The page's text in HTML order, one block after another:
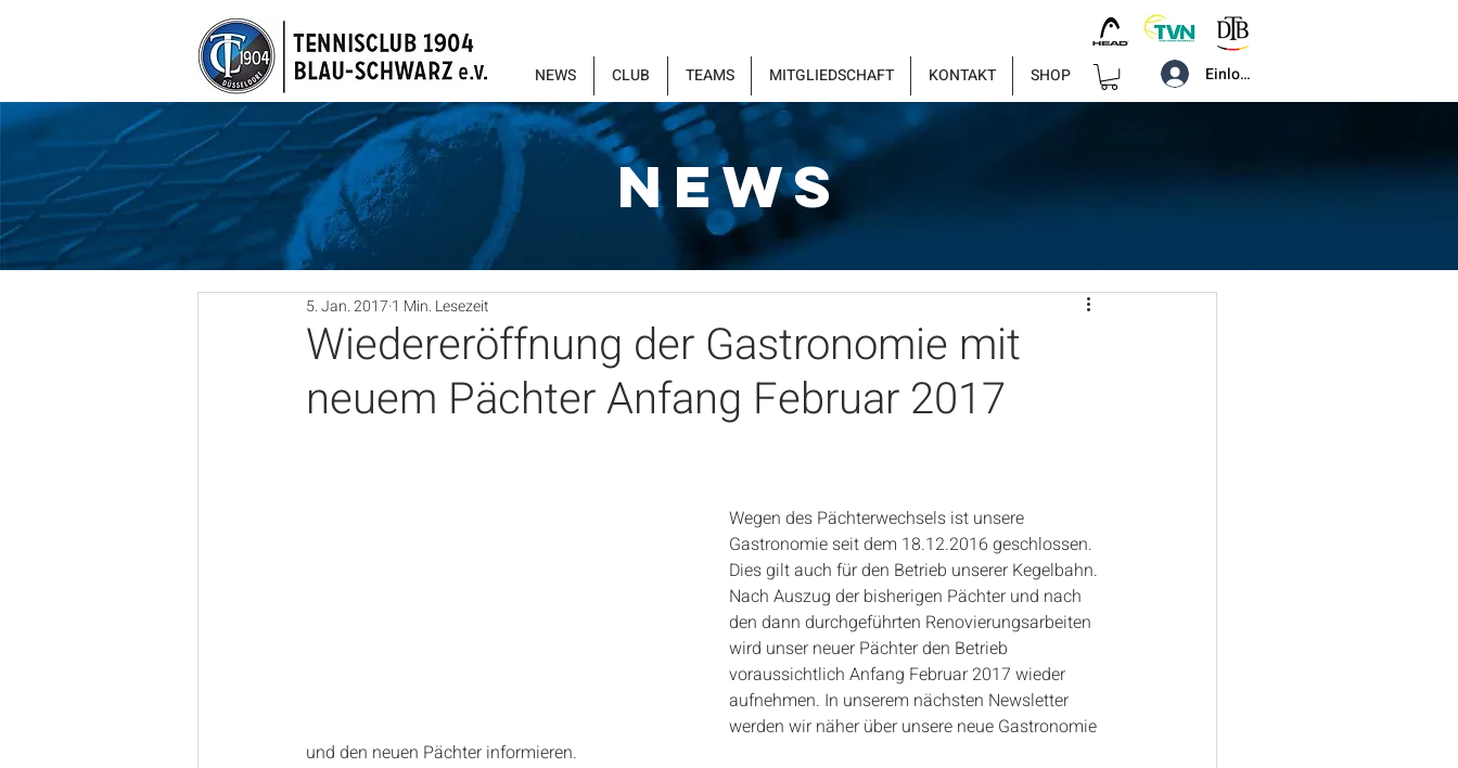
NEWS CLUB TEAMS MITGLIEDSCHAFT KONTAKT SHOP Einloggen
NEWS
Wiedereröffnung der Gastronomie mit
neuem Pächter Anfang Februar 2017
5. Jan. 2017 1 Min. Lesezeit
Wegen des Pächterwechsels ist unsere
Gastronomie seit dem 18.12.2016 geschlossen.
Dies gilt auch für den Betrieb unserer Kegelbahn.
Nach Auszug der bisherigen Pächter und nach
den dann durchgeführten Renovierungsarbeiten
wird unser neuer Pächter den Betrieb
voraussichtlich Anfang Februar 2017 wieder
aufnehmen. In unserem nächsten Newsletter
werden wir näher über unsere neue Gastronomie
und den neuen Pächter informieren.